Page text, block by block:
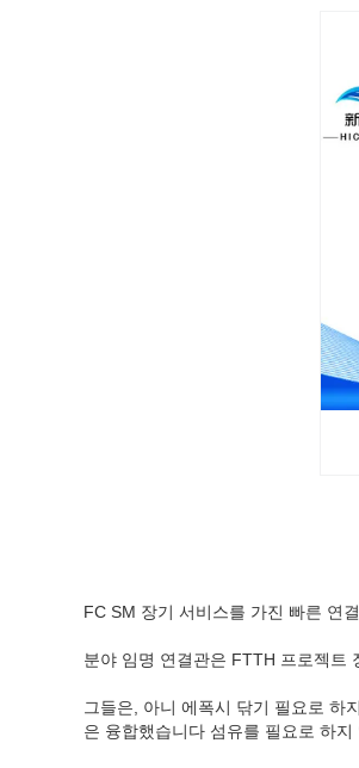
FC SM 장기 서비스를 가진 빠른 연
분야 임명 연결관은 FTTH 프로젝트
그들은, 아니 에폭시 닦기 필요로 하
은 융합했습니다 섬유를 필요로 하지